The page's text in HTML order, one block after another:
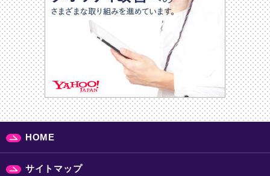
HOME
サイトマップ